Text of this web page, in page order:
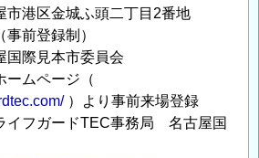
城ふ頭二丁目2番地
前登録制）
見本市委員会
ムページ（
）より事前来場登録
フガードTEC事務局 名古屋国